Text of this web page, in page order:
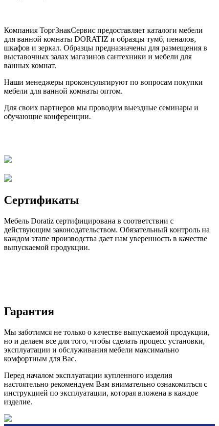
Компания ТоргЗнакСервис предоставляет каталоги мебели
для ванной комнаты DORATIZ и образцы тумб, пеналов,
шкафов и зеркал. Образцы предназначены для размещения в
выставочных залах магазинов сантехники и мебели для
ванных комнат.
Наши менеджеры проконсультируют по вопросам покупки
мебели для ванной комнаты оптом.
Для своих партнеров мы проводим выездные семинары и
обучающие конференции.
Сертификаты
Мебель Doratiz сертифицирована в соответствии с
действующим законодательством. Обязательный контроль на
каждом этапе производства дает нам уверенность в качестве
выпускаемой продукции.
Гарантия
Мы заботимся не только о качестве выпускаемой продукции,
но и делаем все для того, чтобы сделать процесс установки,
эксплуатации и обслуживания мебели максимально
комфортным для Вас.
Перед началом эксплуатации купленного изделия
настоятельно рекомендуем Вам внимательно ознакомиться с
инструкцией по эксплуатации, которая вложена в каждое
изделие.